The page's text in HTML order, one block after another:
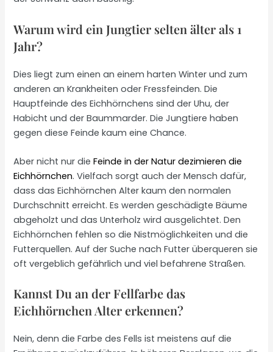
Warum wird ein Jungtier selten älter als 1
Jahr?
Dies liegt zum einen an einem harten Winter und zum
anderen an Krankheiten oder Fressfeinden. Die
Hauptfeinde des Eichhörnchens sind der Uhu, der
Habicht und der Baummarder. Die Jungtiere haben
gegen diese Feinde kaum eine Chance.
Aber nicht nur dieFeinde in der Natur dezimieren die
Eichhörnchen. Vielfach sorgt auch der Mensch dafür,
dass das Eichhörnchen Alter kaum den normalen
Durchschnitt erreicht. Es werden geschädigte Bäume
abgeholzt und das Unterholz wird ausgelichtet. Den
Eichhörnchen fehlen so die Nistmöglichkeiten und die
Futterquellen. Auf der Suche nach Futter überqueren sie
oft vergeblich gefährlich und viel befahrene Straßen.
Kannst Du an der Fellfarbe das
Eichhörnchen Alter erkennen?
Nein, denn die Farbe des Fells ist meistens auf die